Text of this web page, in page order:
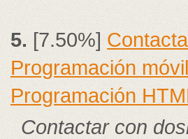
5.[7.50%]
Programación
Programación
Contactar con